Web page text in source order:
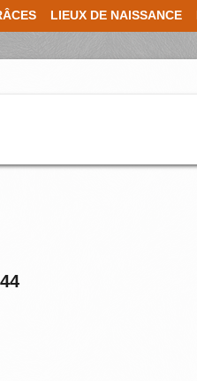
LIEUX DE NAISSANCE